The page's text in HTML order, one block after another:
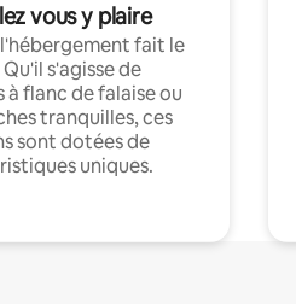
vous y plaire
fait le
s'agisse de
à flanc de falaise ou
tranquilles, ces
sont dotées de
uniques.